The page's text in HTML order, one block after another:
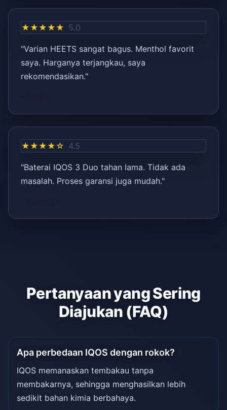
★★★★★ 5.0
"Varian HEETS sangat bagus. Menthol favorit
saya. Harganya terjangkau, saya
rekomendasikan."
★★★★☆ 4.5
"Baterai IQOS 3 Duo tahan lama. Tidak ada
masalah. Proses garansi juga mudah."
Pertanyaan yang Sering
Diajukan (FAQ)
Apa perbedaan IQOS dengan rokok?
IQOS memanaskan tembakau tanpa
membakarnya, sehingga menghasilkan lebih
sedikit bahan kimia berbahaya.